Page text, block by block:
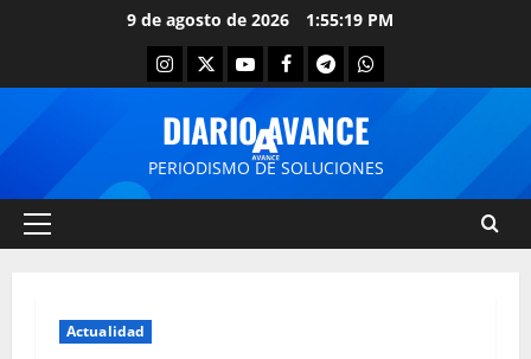
9 de agosto de 2026 1:55:19 PM
DIARIO AVANCE
PERIODISMO DE SOLUCIONES
Actualidad